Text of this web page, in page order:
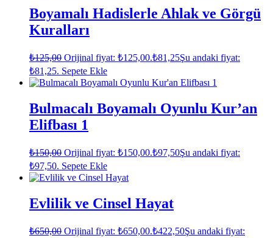
Boyamalı Hadislerle Ahlak ve Görgü
Kuralları
₺125,00 Orijinal fiyat: ₺125,00.₺81,25Şu andaki fiyat:
₺81,25. Sepete Ekle
Bulmacalı Boyamalı Oyunlu Kur’an
Elifbası 1
₺150,00 Orijinal fiyat: ₺150,00.₺97,50Şu andaki fiyat:
₺97,50. Sepete Ekle
Evlilik ve Cinsel Hayat
₺650,00 Orijinal fiyat: ₺650,00.₺422,50Şu andaki fiyat: